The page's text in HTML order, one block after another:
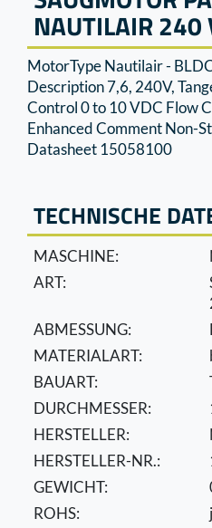
NAUTILAIR 240
MotorType Nautilair -
Description 7,6, 240V,
Control 0 to 10 VDC Flow
Enhanced Comment Non-
Datasheet 15058100
TECHNISCHE
MASCHINE:
ART:
ABMESSUNG:
MATERIALART:
BAUART:
DURCHMESSER:
HERSTELLER:
HERSTELLER-NR.:
GEWICHT:
ROHS: